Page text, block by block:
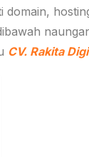
domain,
CV. Rakita